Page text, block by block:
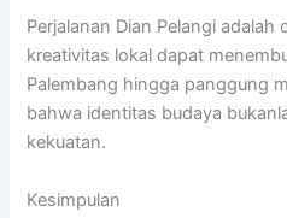
Perjalanan Dian Pelangi
kreativitas lokal dapat
Palembang hingga panggung
bahwa identitas budaya
kekuatan.
Kesimpulan